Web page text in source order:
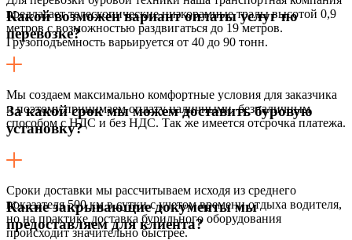
предлагает телескопические низкорамные тралы высотой 0,9
метров с возможностью раздвигаться до 19 метров.
Грузоподъемность варьируется от 40 до 90 тонн.
Какой возможен вариант оплаты услуг по
перевозке?
Мы создаем максимально комфортные условия для заказчика
и поэтому принимаем оплату наличными, безналичным
способом с НДС и без НДС. Так же имеется отсрочка платежа.
За какой срок мы можем доставить буровую
установку?
Сроки доставки мы рассчитываем исходя из среднего
показателя 500 км в сутки с учетом времени отдыха водителя,
но на практике доставка бурильного оборудования
происходит значительно быстрее.
Какие закрывающие документы мы
предоставляем для клиента?